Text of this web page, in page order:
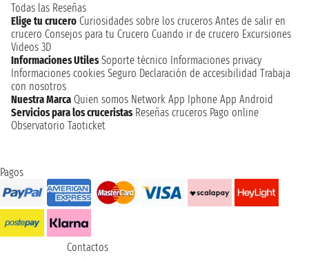
Todas las Reseñas
Elige tu crucero Curiosidades sobre los cruceros Antes de salir en
crucero Consejos para tu Crucero Cuando ir de crucero Excursiones
Videos 3D
Informaciones Utiles Soporte técnico Informaciones privacy
Informaciones cookies Seguro Declaración de accesibilidad Trabaja
con nosotros
Nuestra Marca Quien somos Network App Iphone App Android
Servicios para los cruceristas Reseñas cruceros Pago online
Observatorio Taoticket
Pagos
Contactos